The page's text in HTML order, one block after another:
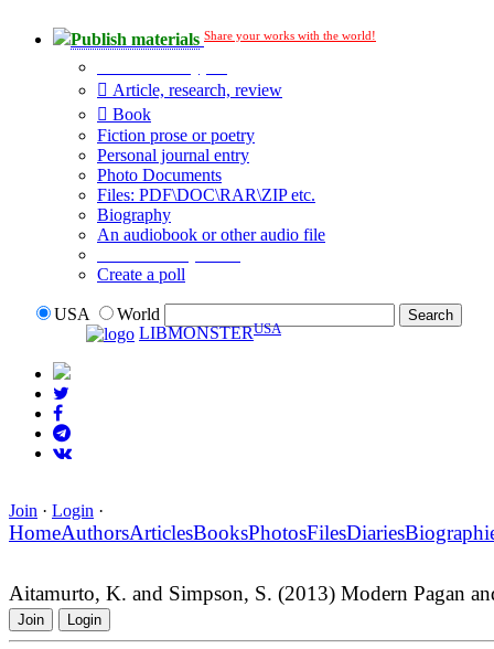
Publish materials Share your works with the world!
Article, research, review
Book
Fiction prose or poetry
Personal journal entry
Photo Documents
Files: PDF\DOC\RAR\ZIP etc.
Biography
An audiobook or other audio file
Create a poll
USA
World
LIBMONSTERUSA
Join · Login ·
HomeAuthorsArticlesBooksPhotosFilesDiaries
Aitamurto, K. and Simpson, S. (2013) Modern Pagan
Join Login